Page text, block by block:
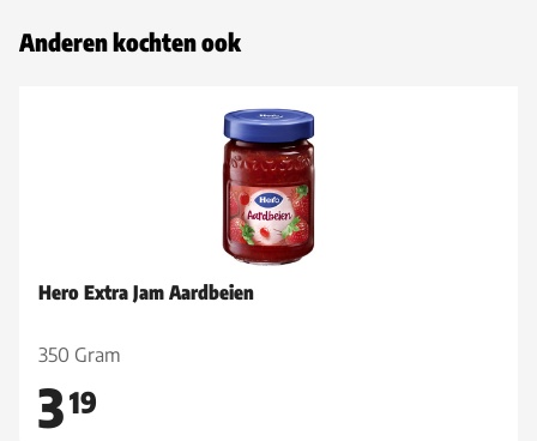
Anderen kochten ook
Hero Extra Jam Aardbeien
350 Gram
319